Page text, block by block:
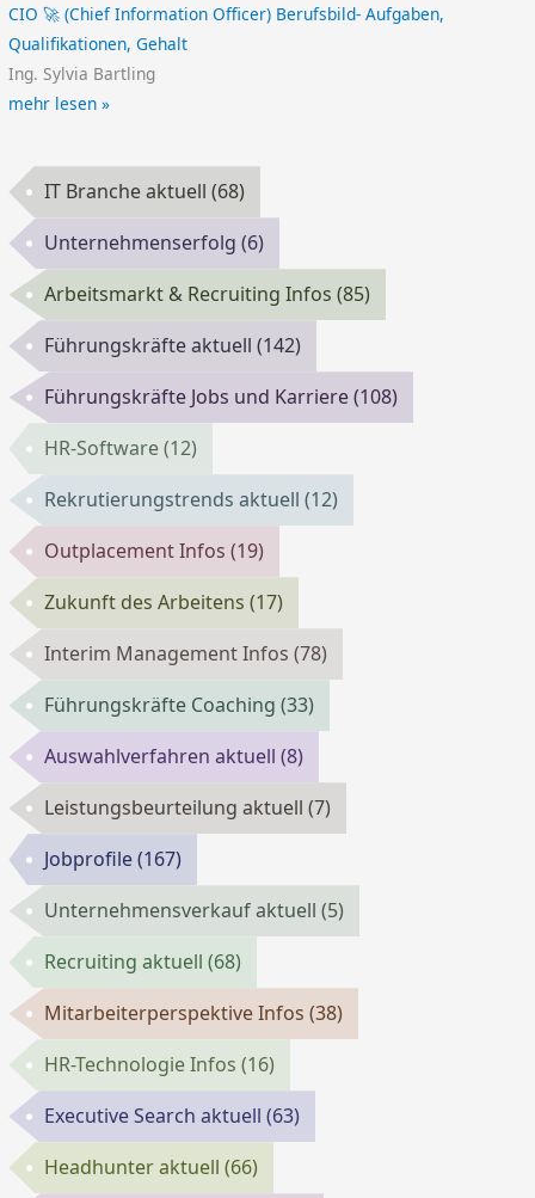
CIO 🚀 (Chief Information Officer) Berufsbild- Aufgaben,
Qualifikationen, Gehalt
Ing. Sylvia Bartling
mehr lesen »
IT Branche aktuell(68)
Unternehmenserfolg(6)
Arbeitsmarkt & Recruiting Infos(85)
Führungskräfte aktuell(142)
Führungskräfte Jobs und Karriere(108)
HR-Software(12)
Rekrutierungstrends aktuell(12)
Outplacement Infos(19)
Zukunft des Arbeitens(17)
Interim Management Infos(78)
Führungskräfte Coaching(33)
Auswahlverfahren aktuell(8)
Leistungsbeurteilung aktuell(7)
Jobprofile(167)
Unternehmensverkauf aktuell(5)
Recruiting aktuell(68)
Mitarbeiterperspektive Infos(38)
HR-Technologie Infos(16)
Executive Search aktuell(63)
Headhunter aktuell(66)